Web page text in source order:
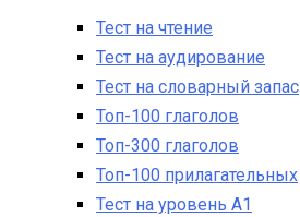
Тест на чтение
Тест на аудирование
Тест на словарный запас
Топ-100 глаголов
Топ-300 глаголов
Топ-100 прилагательных
Тест на уровень A1